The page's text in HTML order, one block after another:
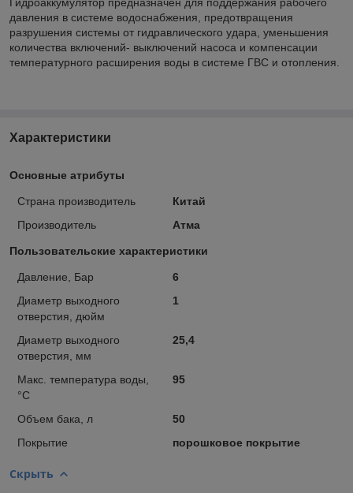
давления в системе водоснабжения, предотвращения
разрушения системы от гидравлического удара, уменьшения
количества включений- выключений насоса и компенсации
температурного расширения воды в системе ГВС и отопления.
Характеристики
Основные атрибуты
Страна производитель
Китай
Производитель
Атма
Пользовательские характеристики
Давление, Бар
6
Диаметр выходного
отверстия, дюйм
1
Диаметр выходного
отверстия, мм
25,4
Макс. температура воды,
°С
95
Объем бака, л
50
Покрытие
порошковое покрытие
Скрыть